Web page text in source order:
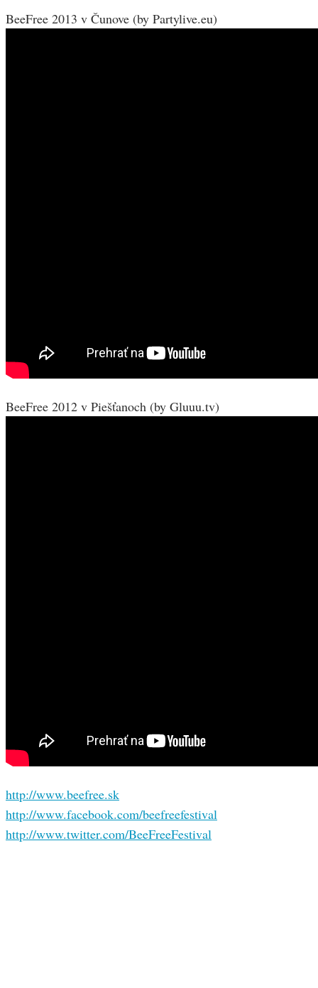
BeeFree 2013 v Čunove (by Partylive.eu)
BeeFree 2012 v Piešťanoch (by Gluuu.tv)
http://www.beefree.sk
http://www.facebook.com/beefreefestival
http://www.twitter.com/BeeFreeFestival